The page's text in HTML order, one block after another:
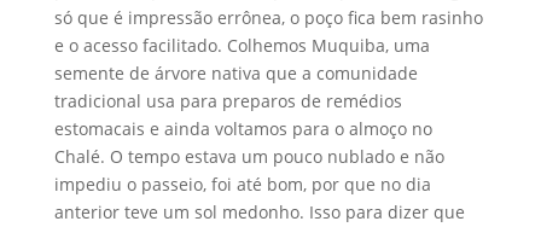
só que é impressão errônea, o poço fica bem rasinho
e o acesso facilitado. Colhemos Muquiba, uma
semente de árvore nativa que a comunidade
tradicional usa para preparos de remédios
estomacais e ainda voltamos para o almoço no
Chalé. O tempo estava um pouco nublado e não
impediu o passeio, foi até bom, por que no dia
anterior teve um sol medonho. Isso para dizer que